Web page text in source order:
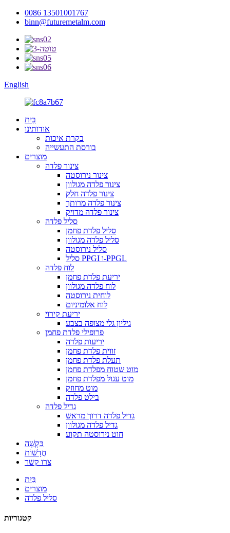
0086 13501001767
binn@futuremetalm.com
English
בַּיִת
אודותינו
בקרת איכות
בורסת התעשייה
מוצרים
צינור פלדה
צינור נירוסטה
צינור פלדה מגולוון
צינור פלדה חלק
צינור פלדה מרותך
צינור פלדה מדויק
סליל פלדה
סליל פלדת פחמן
סליל פלדה מגולוון
סליל נירוסטה
סליל PPGI ו-PPGL
לוח פלדה
יריעת פלדת פחמן
לוח פלדה מגולוון
לוחית נירוסטה
לוח אלומיניום
יריעת קירוי
גיליון גלי מצופה בצבע
פרופילי פלדת פחמן
יריעות פלדה
זווית פלדת פחמן
תעלת פלדת פחמן
מוט שטוח מפלדת פחמן
מוט עגול מפלדת פחמן
מוט מחוזק
בילט פלדה
גדיל פלדה
גדיל פלדה דרוך מראש
גדיל פלדה מגולוון
חוט נירוסטה תקוע
בַּקָשָׁה
חֲדָשׁוֹת
צרו קשר
בַּיִת
מוצרים
סליל פלדה
קטגוריות